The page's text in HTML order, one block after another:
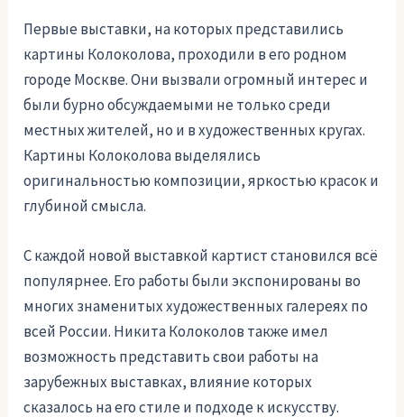
Первые выставки, на которых представились
картины Колоколова, проходили в его родном
городе Москве. Они вызвали огромный интерес и
были бурно обсуждаемыми не только среди
местных жителей, но и в художественных кругах.
Картины Колоколова выделялись
оригинальностью композиции, яркостью красок и
глубиной смысла.
С каждой новой выставкой картист становился всё
популярнее. Его работы были экспонированы во
многих знаменитых художественных галереях по
всей России. Никита Колоколов также имел
возможность представить свои работы на
зарубежных выставках, влияние которых
сказалось на его стиле и подходе к искусству.